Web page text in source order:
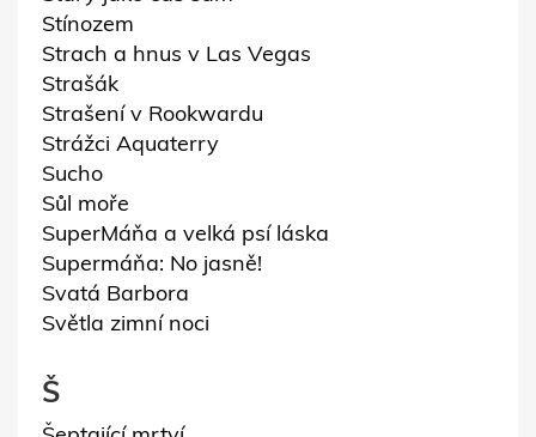
Stínozem
Strach a hnus v Las Vegas
Strašák
Strašení v Rookwardu
Strážci Aquaterry
Sucho
Sůl moře
SuperMáňa a velká psí láska
Supermáňa: No jasně!
Svatá Barbora
Světla zimní noci
Š